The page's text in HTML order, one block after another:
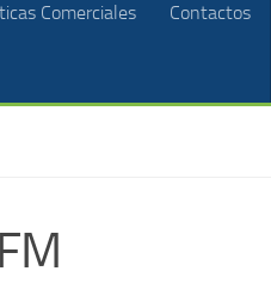
Comerciales Contactos